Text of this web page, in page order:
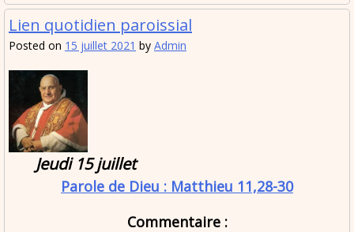
Lien quotidien paroissial
Posted on 15 juillet 2021 by Admin
Jeudi 15 juillet
Parole de Dieu : Matthieu 11,28-30
Commentaire :